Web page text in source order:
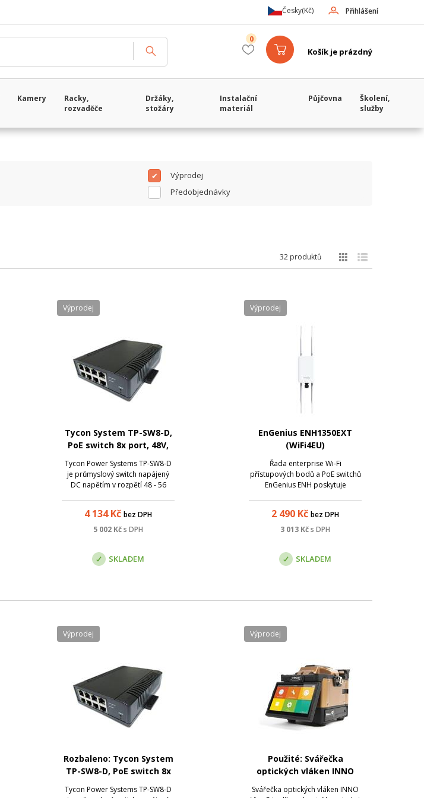
Přihlášení
Česky(Kč)
Košík je prázdný
0
Kamery
Racky,
rozvaděče
Držáky,
stožáry
Instalační
materiál
Půjčovna
Školení,
služby
Výprodej
Předobjednávky
32 produktů
Tycon System TP-SW8-D,
PoE switch 8x port, 48V,
Tycon Power Systems TP-SW8-D
je průmyslový switch napájený
DC napětím v rozpětí 48 - 56
standardu 802.3 af/at. Široký
teplotní rozsah umožňuje
4 134Kč bez DPH
5 002 Kčs DPH
Výprodej
SKLADEM
EnGenius ENH1350EXT
(WiFi4EU)
Řada enterprise Wi-Fi
přístupových bodů a PoE switchů
EnGenius ENH poskytuje
širokou škálu aplikací.
2 490 Kč bez DPH
3 013 Kčs DPH
Výprodej
SKLADEM
Rozbaleno: Tycon System
TP-SW8-D, PoE switch 8x
Tycon Power Systems TP-SW8-D
Výprodej
Použité: Svářečka
optických vláken INNO
View5
Svářečka optických vláken INNO
Výprodej